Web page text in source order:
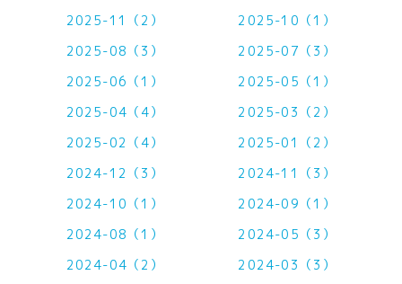
2025-11（2）
2025-10（1）
2025-08（3）
2025-07（3）
2025-06（1）
2025-05（1）
2025-04（4）
2025-03（2）
2025-02（4）
2025-01（2）
2024-12（3）
2024-11（3）
2024-10（1）
2024-09（1）
2024-08（1）
2024-05（3）
2024-04（2）
2024-03（3）